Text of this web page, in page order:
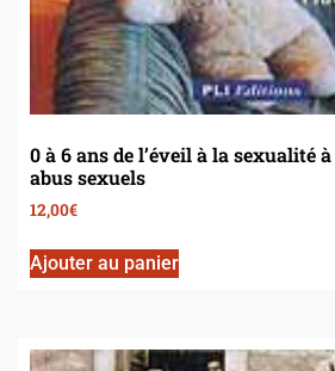
0 à 6 ans de l’éveil à la sexualité
abus sexuels
12,00€
Ajouter au panier